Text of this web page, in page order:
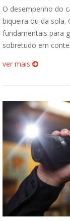
O desempenho do
biqueira ou da sola.
fundamentais para
sobretudo em
ver mais